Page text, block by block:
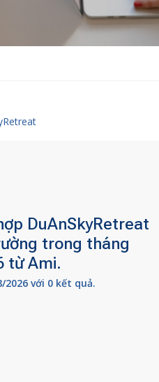
DuAnSkyRetreat
trong tháng
từ Ami.
với 0 kết quả.